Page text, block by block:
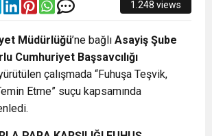
1.248 views
Müdürlüğü’ne bağlı Asayiş Şube
Cumhuriyet Başsavcılığı
çalışmada “Fuhuşa Teşvik,
Etme” suçu kapsamında